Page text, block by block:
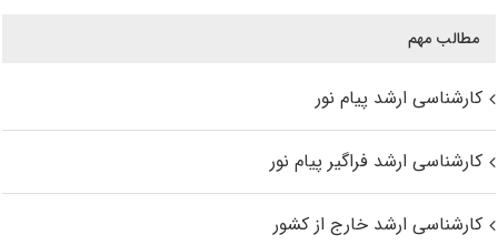
مطالب مهم
کارشناسی ارشد پیام نور
کارشناسی ارشد فراگیر پیام نور
کارشناسی ارشد خارج از کشور